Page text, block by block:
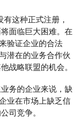
这种正式注册，
面临巨大困难。在
验证企业的合法
潜在的业务合作伙
战略联盟的机会。
务的企业来说，缺
业在市场上缺乏信
司竞争。